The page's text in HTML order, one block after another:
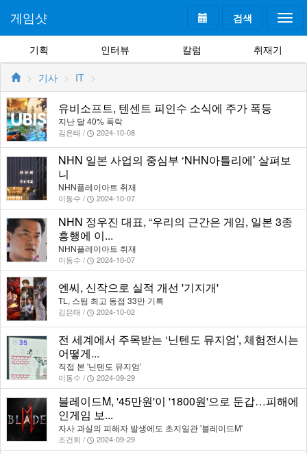
검색
게임샷
기획 인터뷰 칼럼 취재기
기사 IT
유비소프트, 텐센트 피인수 소식에 주가 폭등
지난 달 40% 폭락
김은태 / 2024-10-08
NHN 일본 사업의 중심부 ‘NHN아틀리에’ 살펴보
니
NHN플레이아트 취재
이동수 / 2024-10-07
NHN 정우진 대표, “우리의 근간은 게임, 일본 3종
흥행에 이...
NHN플레이아트 취재
이동수 / 2024-10-07
엔씨, 신작으로 실적 개선 '기지개'
TL, 스팀 최고 동접 33만 기록
김은태 / 2024-10-02
전 세계에서 주목받는 ‘닌텐도 뮤지엄’, 체험전시는
어떻게...
직접 본 '닌텐도 뮤지엄’
이동수 / 2024-09-29
블레이드M, '45만원'이 '1800원'으로 둔갑…피해에
인게임 보...
자사 과실의 피해자 발생에도 초지일관 '블레이드M'
조건희 / 2024-09-29